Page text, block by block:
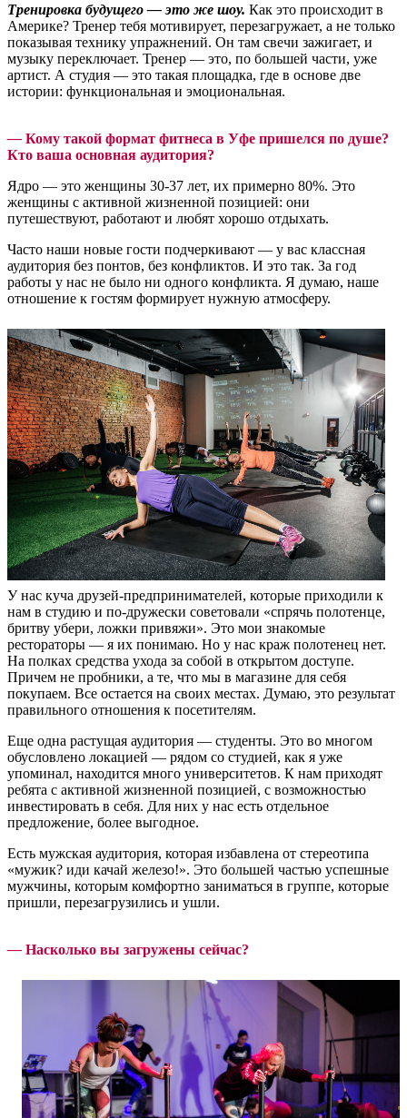
Тренировка будущего — это же шоу. Как это происходит в
Америке? Тренер тебя мотивирует, перезагружает, а не только
показывая технику упражнений. Он там свечи зажигает, и
музыку переключает. Тренер — это, по большей части, уже
артист. А студия — это такая площадка, где в основе две
истории: функциональная и эмоциональная.
— Кому такой формат фитнеса в Уфе пришелся по душе?
Кто ваша основная аудитория?
Ядро — это женщины 30-37 лет, их примерно 80%. Это
женщины с активной жизненной позицией: они
путешествуют, работают и любят хорошо отдыхать.
Часто наши новые гости подчеркивают — у вас классная
аудитория без понтов, без конфликтов. И это так. За год
работы у нас не было ни одного конфликта. Я думаю, наше
отношение к гостям формирует нужную атмосферу.
У нас куча друзей-предпринимателей, которые приходили к
нам в студию и по-дружески советовали «спрячь полотенце,
бритву убери, ложки привяжи». Это мои знакомые
рестораторы — я их понимаю. Но у нас краж полотенец нет.
На полках средства ухода за собой в открытом доступе.
Причем не пробники, а те, что мы в магазине для себя
покупаем. Все остается на своих местах. Думаю, это результат
правильного отношения к посетителям.
Еще одна растущая аудитория — студенты. Это во многом
обусловлено локацией — рядом со студией, как я уже
упоминал, находится много университетов. К нам приходят
ребята с активной жизненной позицией, с возможностью
инвестировать в себя. Для них у нас есть отдельное
предложение, более выгодное.
Есть мужская аудитория, которая избавлена от стереотипа
«мужик? иди качай железо!». Это большей частью успешные
мужчины, которым комфортно заниматься в группе, которые
пришли, перезагрузились и ушли.
— Насколько вы загружены сейчас?